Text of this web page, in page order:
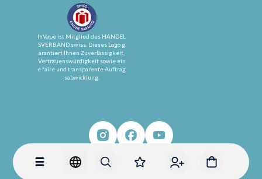
InVape ist Mitglied des HANDEL
SVERBAND.swiss. Dieses Logo g
arantiert Ihnen Zuverlässigkeit,
Vertrauenswürdigkeit sowie ein
e faire und transparente Auftrag
sabwicklung.